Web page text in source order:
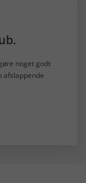
noget godt
afslappende